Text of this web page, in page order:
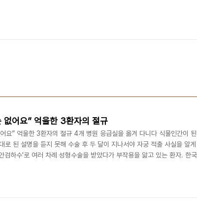
없어요” 억울한 3환자의 절규
요” 억울한 3환자의 절규 4개 병원 응급실을 옮겨 다니다 식물인간이
로 된 설명을 듣지 못해 수술 후 두 달이 지나서야 자궁 적출 사실을 알
검하수'로 여러 차례 성형수술을 받았다가 부작용을 앓고 있는 환자. 한
와 이들 가족의 이야기가 펼쳐졌다. 이날 행사에는 최현정 MBC 아나운서
했으며 100여 명이 참석했다. 첫 번째 사연 발표자로 나선..